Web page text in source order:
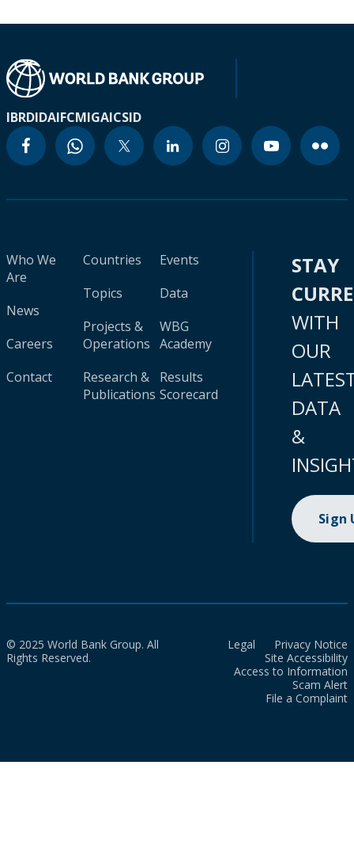
IBRDIDAIFCMIGAICSID
Who We
Are
News
Careers
Contact
Countries
Topics
Projects &
Operations
Research &
Publications
Events
Data
WBG
Academy
Results
Scorecard
STAY
WITH
OUR
DATA
&
Sign
© 2025 World Bank Group. All
Rights Reserved.
Legal
Privacy Notice
Site Accessibility
Access to Information
Scam Alert
File a Complaint